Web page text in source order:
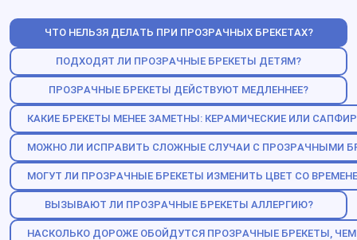
ЧТО НЕЛЬЗЯ ДЕЛАТЬ ПРИ ПРОЗРАЧНЫХ БРЕКЕТАХ?
ПОДХОДЯТ ЛИ ПРОЗРАЧНЫЕ БРЕКЕТЫ ДЕТЯМ?
ПРОЗРАЧНЫЕ БРЕКЕТЫ ДЕЙСТВУЮТ МЕДЛЕННЕЕ?
КАКИЕ БРЕКЕТЫ МЕНЕЕ ЗАМЕТНЫ: КЕРАМИЧЕСКИЕ ИЛИ
МОЖНО ЛИ ИСПРАВИТЬ СЛОЖНЫЕ СЛУЧАИ С ПРОЗРАЧНЫМИ
МОГУТ ЛИ ПРОЗРАЧНЫЕ БРЕКЕТЫ ИЗМЕНИТЬ ЦВЕТ СО
ВЫЗЫВАЮТ ЛИ ПРОЗРАЧНЫЕ БРЕКЕТЫ АЛЛЕРГИЮ?
НАСКОЛЬКО ДОРОЖЕ ОБОЙДУТСЯ ПРОЗРАЧНЫЕ БРЕКЕТЫ,